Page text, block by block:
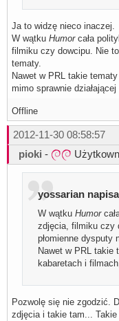
Ja to widzę nieco inaczej.
W wątku Humorcała
filmiku czy dowcipu. Nie
tematy.
Nawet w PRL takie
mimo sprawnie działającej
Offline
2012-11-30 08:58:57
pioki -
yossarian
W wątkuHumor
zdjęcia, filmiku czy
płomienne dysputy
Nawet w PRL takie
kabaretach i
Pozwolę się nie zgodzić.
zdjęcia i takie tam...